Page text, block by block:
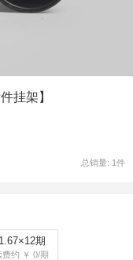
挂架】
总销量: 1件
期
费约 ￥ 0/期